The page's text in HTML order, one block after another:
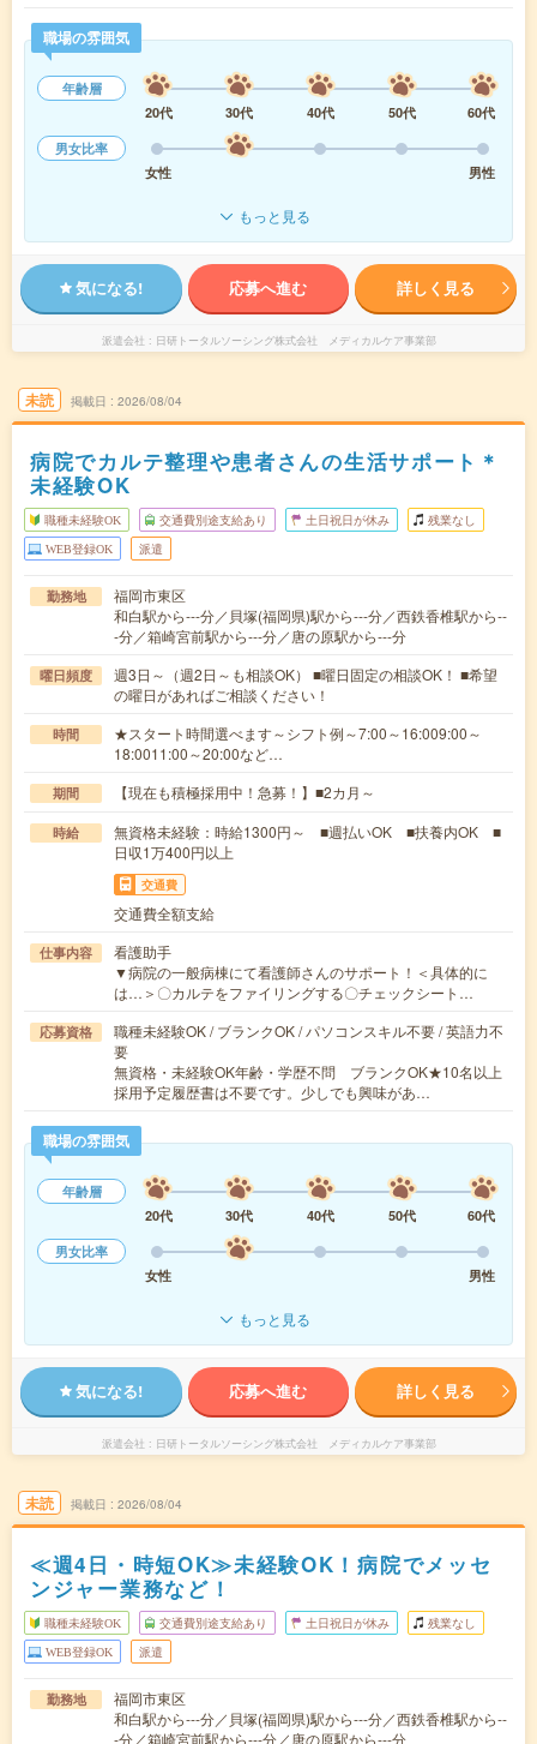
職場の雰囲気
年齢層
20代
30代 40代 50代
60代
男女比率
女性
男性
もっと見る
気になる! 応募へ進む 詳しく見る
派遣会社 日研トータルソーシング株式会社 メディカルケア事業部
未読 掲載日 2026/08/04
病院でカルテ整理や患者さんの生活サポート＊
未経験OK
職種未経験OK 交通費別途支給あり 土日祝日が休み 残業なし
WEB登録OK 派遣
勤務地
福岡市東区
和白駅から---分／貝塚(福岡県)駅から---分／西鉄香椎駅から--
-分／箱崎宮前駅から---分／唐の原駅から---分
曜日頻度
週3日～（週2日～も相談OK） ■曜日固定の相談OK！ ■希望
の曜日があればご相談ください！
時間
★スタート時間選べます～シフト例～7:00～16:009:00～
18:0011:00～20:00など…
期間 【現在も積極採用中！急募！】■2カ月～
時給
無資格未経験：時給1300円～ ■週払いOK ■扶養内OK ■
日収1万400円以上
交通費
交通費全額支給
仕事内容
看護助手
▼病院の一般病棟にて看護師さんのサポート！＜具体的に
は…＞〇カルテをファイリングする〇チェックシート…
応募資格
職種未経験OK / ブランクOK / パソコンスキル不要 / 英語力不
要
無資格・未経験OK年齢・学歴不問 ブランクOK★10名以上
採用予定履歴書は不要です。少しでも興味があ…
職場の雰囲気
年齢層
20代
30代 40代 50代
60代
男女比率
女性
男性
もっと見る
気になる! 応募へ進む 詳しく見る
派遣会社 日研トータルソーシング株式会社 メディカルケア事業部
未読 掲載日 2026/08/04
≪週4日・時短OK≫未経験OK！病院でメッセ
ンジャー業務など！
職種未経験OK 交通費別途支給あり 土日祝日が休み 残業なし
WEB登録OK 派遣
勤務地
福岡市東区
和白駅から---分／貝塚(福岡県)駅から---分／西鉄香椎駅から--
-分／箱崎宮前駅から---分／唐の原駅から---分